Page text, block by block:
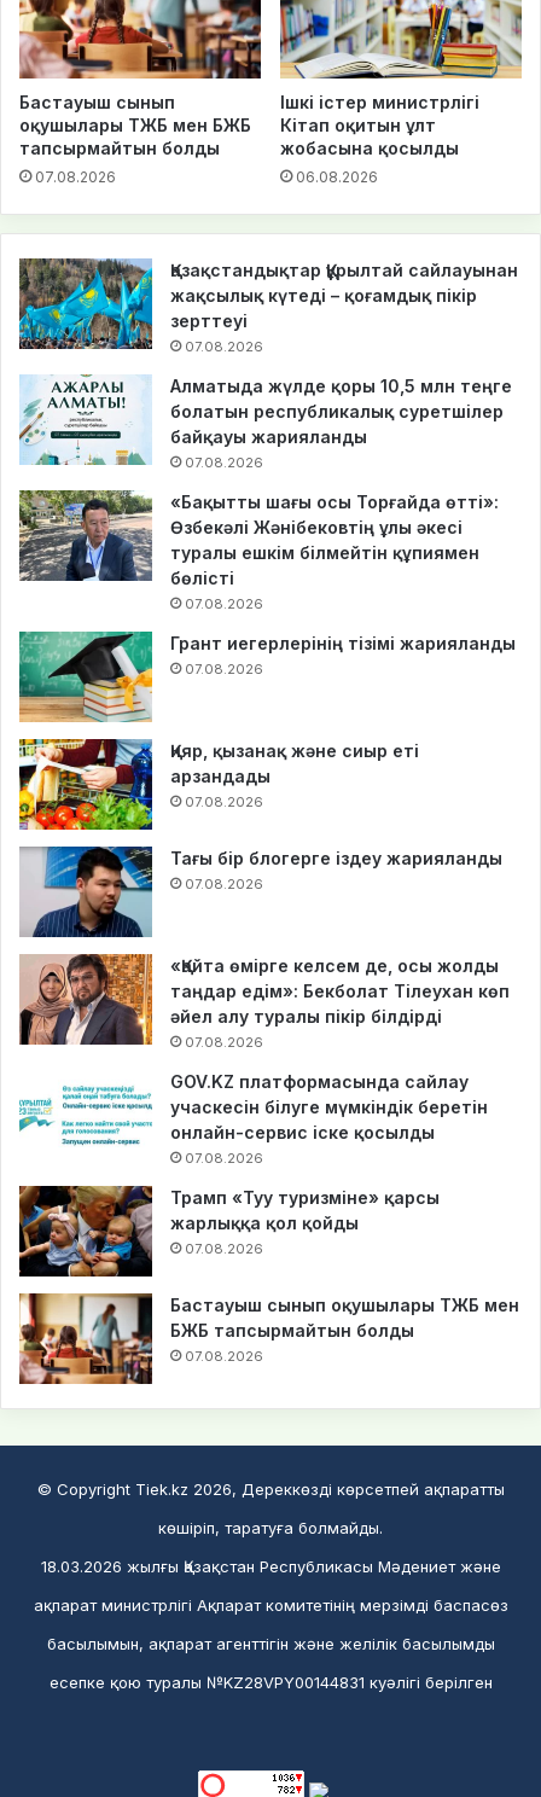
Бастауыш сынып
оқушылары ТЖБ мен БЖБ
тапсырмайтын болды
07.08.2026
Ішкі істер министрлігі
Кітап оқитын ұлт
жобасына қосылды
06.08.2026
Қазақстандықтар Құрылтай сайлауынан
жақсылық күтеді – қоғамдық пікір
зерттеуі
07.08.2026
Алматыда жүлде қоры 10,5 млн теңге
болатын республикалық суретшілер
байқауы жарияланды
07.08.2026
«Бақытты шағы осы Торғайда өтті»:
Өзбекәлі Жәнібековтің ұлы әкесі
туралы ешкім білмейтін құпиямен
бөлісті
07.08.2026
Грант иегерлерінің тізімі жарияланды
07.08.2026
Қияр, қызанақ және сиыр еті
арзандады
07.08.2026
Тағы бір блогерге іздеу жарияланды
07.08.2026
«Қайта өмірге келсем де, осы жолды
таңдар едім»: Бекболат Тілеухан көп
әйел алу туралы пікір білдірді
07.08.2026
GOV.KZ платформасында сайлау
учаскесін білуге мүмкіндік беретін
онлайн-сервис іске қосылды
07.08.2026
Трамп «Туу туризміне» қарсы
жарлыққа қол қойды
07.08.2026
Бастауыш сынып оқушылары ТЖБ мен
БЖБ тапсырмайтын болды
07.08.2026
© Copyright Tiek.kz 2026, Дереккөзді көрсетпей ақпаратты
көшіріп, таратуға болмайды.
18.03.2026 жылғы Қазақстан Республикасы Мәдениет және
ақпарат министрлігі Ақпарат комитетінің мерзімді баспасөз
басылымын, ақпарат агенттігін және желілік басылымды
есепке қою туралы №KZ28VPY00144831 куәлігі берілген